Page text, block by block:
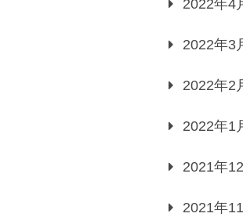
2022年4
2022年3
2022年2
2022年1
2021年
2021年